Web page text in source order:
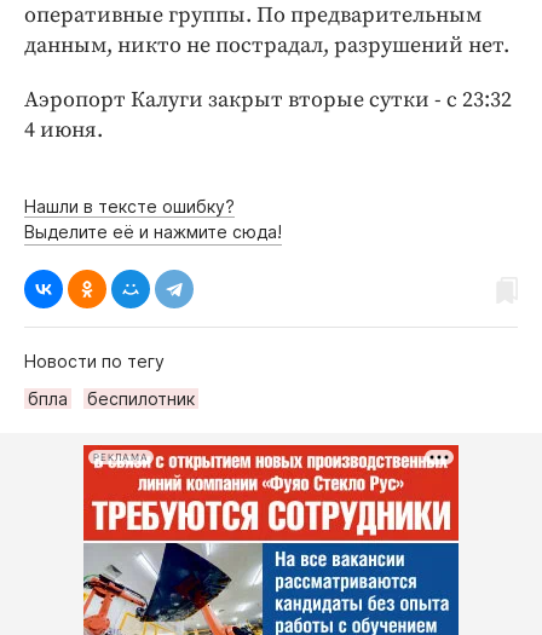
оперативные группы. По предварительным
данным, никто не пострадал, разрушений нет.
Аэропорт Калуги закрыт вторые сутки - с 23:32
4 июня.
Нашли в тексте ошибку?
Выделите её и нажмите сюда!
Новости по тегу
бпла
беспилотник
РЕКЛАМА